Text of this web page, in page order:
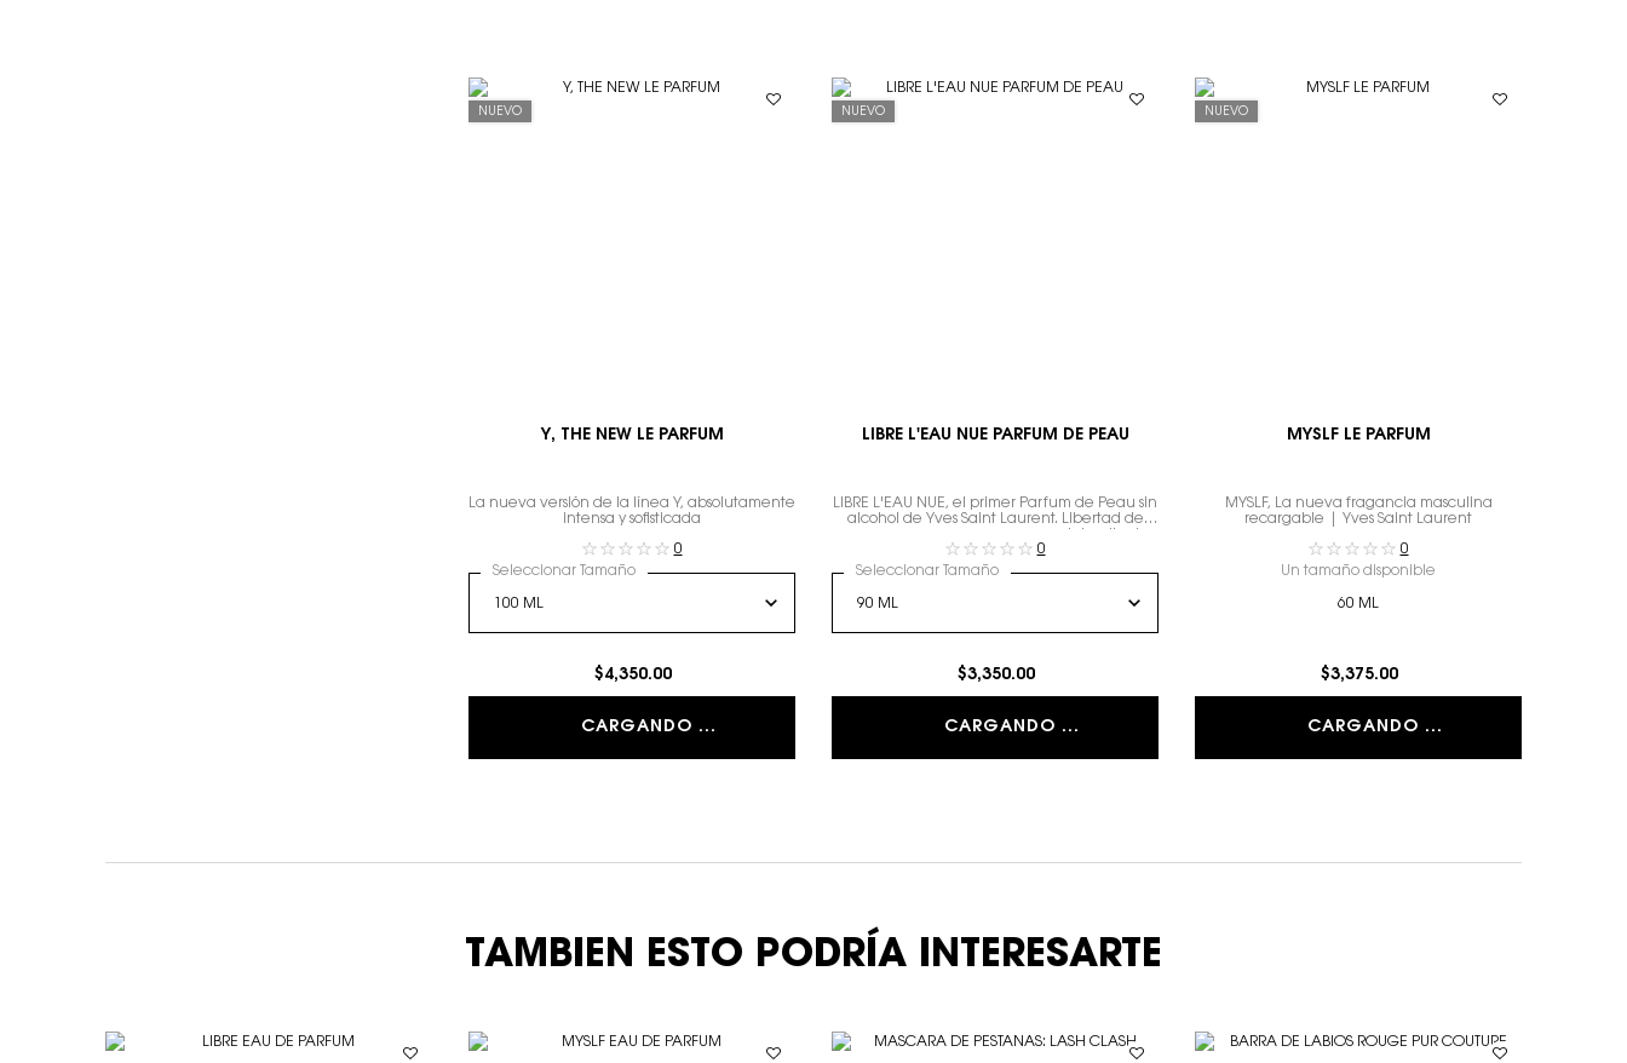
NUEVO
Y, THE NEW LE PARFUM
La nueva versión de la línea Y, absolutamente
intensa y sofisticada
0
Seleccionar Tamaño
$4,350.00
CARGANDO ...
NUEVO
LIBRE L'EAU NUE PARFUM DE PEAU
LIBRE L'EAU NUE, el primer Parfum de Peau sin
alcohol de Yves Saint Laurent. Libertad de
0
Seleccionar Tamaño
$3,350.00
CARGANDO ...
NUEVO
MYSLF LE PARFUM
MYSLF, La nueva fragancia masculina
recargable | Yves Saint Laurent
0
Un tamaño disponible
60 ML
$3,375.00
CARGANDO ...
TAMBIEN ESTO PODRÍA INTERESARTE